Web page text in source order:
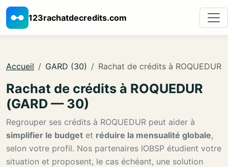
123rachatdecredits.com
Accueil GARD (30) Rachat de crédits à ROQUEDUR
Rachat de crédits à ROQUEDUR
(GARD — 30)
Regrouper ses crédits à ROQUEDUR peut aider à
simplifier le budget et réduire la mensualité globale,
selon votre profil. Nos partenaires IOBSP étudient votre
situation et proposent, le cas échéant, une solution